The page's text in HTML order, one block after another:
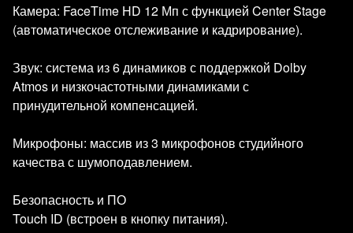
Камера: FaceTime HD 12 Мп с функцией Center Stage
(автоматическое отслеживание и кадрирование).
Звук: система из 6 динамиков с поддержкой Dolby
Atmos и низкочастотными динамиками с
принудительной компенсацией.
Микрофоны: массив из 3 микрофонов студийного
качества с шумоподавлением.
Безопасность и ПО
Touch ID (встроен в кнопку питания).